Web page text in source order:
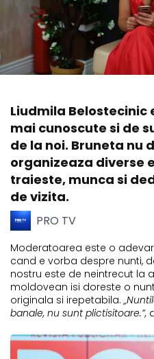
Liudmila Belostecinic
mai cunoscute si de
de la noi. Bruneta nu
organizeaza diverse
traieste, munca si
de vizita.
PRO TV
Moderatoarea este o
cand e vorba despre nunti,
nostru este de neintrecut la
moldovean isi doreste o
originala si irepetabila.
banale, nu sunt plictisitoare.”,